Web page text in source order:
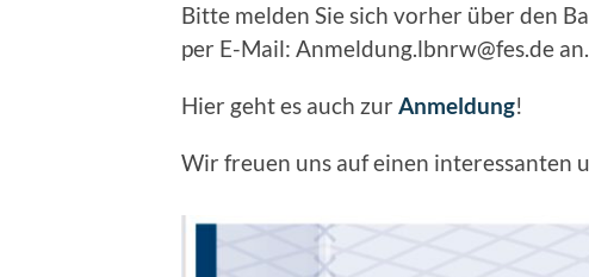
Bitte melden Sie sich vorher über den
per E-Mail: Anmeldung.lbnrw@fes.de an.
Hier geht es auch zur Anmeldung!
Wir freuen uns auf einen interessanten